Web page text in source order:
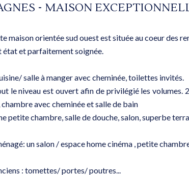
- MAISON
maison orientée sud ouest est située au coeur des
état et parfaitement soignée.
salle à manger avec cheminée, toilettes invités.
le niveau est ouvert afin de privilégié les volumes.
avec cheminée et salle de bain
petite chambre, salle de douche, salon, superbe
un salon / espace home cinéma , petite
: tomettes/ portes/ poutres...